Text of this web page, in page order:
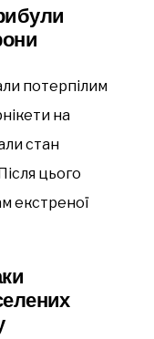
потерпілим
на
стан
цього
екстреної